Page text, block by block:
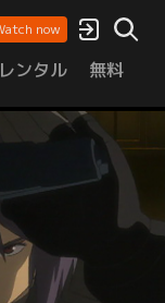
now
レンタル 無料